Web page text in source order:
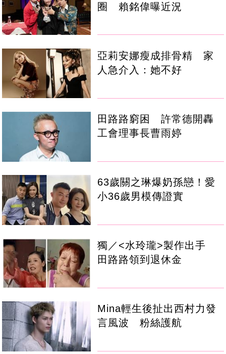
圈 賴銘偉曝近況
亞莉安娜瘦成排骨精 家
人急介入：她不好
田路路窮困 許常德開轟
工會理事長曹雨婷
63歲關之琳爆奶孫戀！愛
小36歲男模傳證實
獨／<水玲瓏>製作出手
田路路領到退休金
Mina輕生後扯出西村力發
言風波 粉絲護航